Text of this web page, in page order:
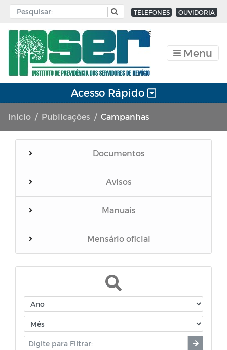
TELEFONES OUVIDORIA
Menu
Acesso Rápido
Início Publicações Campanhas
Documentos
Avisos
Manuais
Mensário oficial
Concurso Público
DIRF- Declaração do Imposto de Renda
Diário oficial